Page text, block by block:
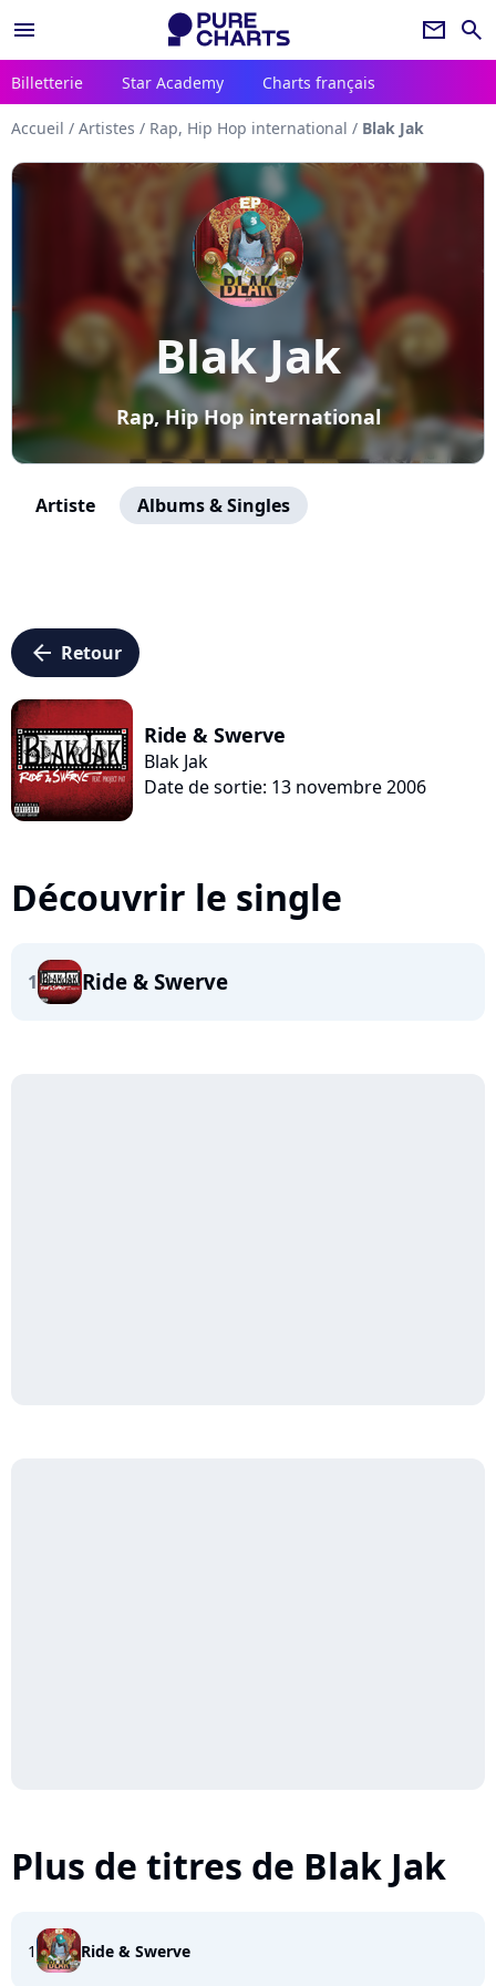
menu newsletter search
Billetterie Star Academy Charts français
Accueil / Artistes / Rap, Hip Hop international / Blak Jak
Blak Jak
Rap, Hip Hop international
Artiste Albums & Singles
arrow_left Retour
Ride & Swerve
Blak Jak
Date de sortie: 13 novembre 2006
Découvrir le single
1 Ride & Swerve
Plus de titres de Blak Jak
1 Ride & Swerve